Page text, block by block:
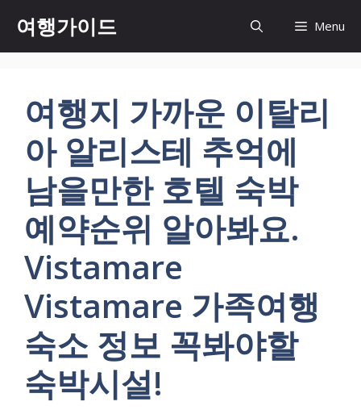
츠
여행가이드 Menu
여행지 가까운 이탈리
아 알리스테 추억에
남을만한 호텔 숙박
예약순위 알아봐요.
Vistamare
Vistamare 가족여행
숙소 정보 꼭봐야할
숙박시설!